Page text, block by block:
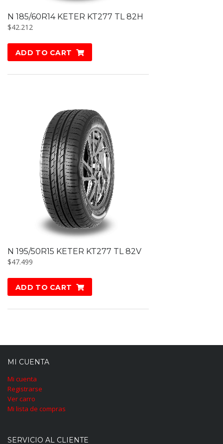
N 185/60R14 KETER KT277 TL 82H
$42.212
ADD TO CART
N 195/50R15 KETER KT277 TL 82V
$47.499
ADD TO CART
MI CUENTA
Mi cuenta
Registrarse
Ver carro
Mi lista de compras
SERVICIO AL CLIENTE